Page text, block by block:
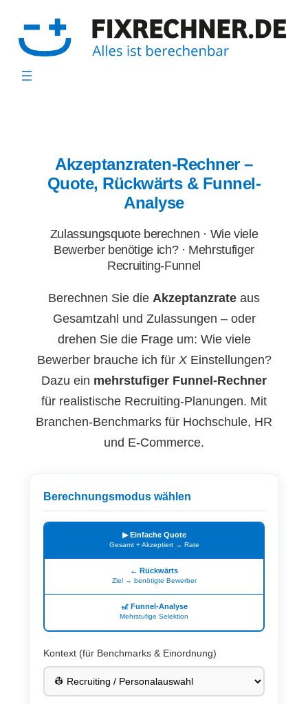
Inhalt
springen
Akzeptanzraten-Rechner –
Quote, Rückwärts & Funnel-
Analyse
Zulassungsquote berechnen · Wie viele
Bewerber benötige ich? · Mehrstufiger
Recruiting-Funnel
Berechnen Sie die Akzeptanzrate aus
Gesamtzahl und Zulassungen – oder
drehen Sie die Frage um: Wie viele
Bewerber brauche ich für XEinstellungen?
Dazu ein mehrstufiger Funnel-Rechner
für realistische Recruiting-Planungen. Mit
Branchen-Benchmarks für Hochschule, HR
und E-Commerce.
Berechnungsmodus wählen
▶ Einfache Quote
Gesamt + Akzeptiert → Rate
← Rückwärts
Ziel → benötigte Bewerber
🎢 Funnel-Analyse
Mehrstufige Selektion
Kontext (für Benchmarks & Einordnung)